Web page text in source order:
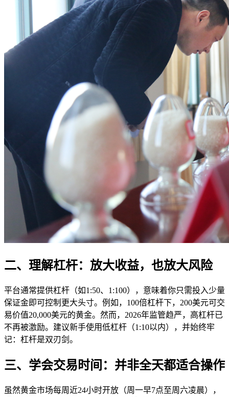
二、理解杠杆：放大收益，也放大风险
平台通常提供杠杆（如1:50、1:100），意味着你只需投入少量
保证金即可控制更大头寸。例如，100倍杠杆下，200美元可交
易价值20,000美元的黄金。然而，2026年监管趋严，高杠杆已
不再被激励。建议新手使用低杠杆（1:10以内），并始终牢
记：杠杆是双刃剑。
三、学会交易时间：并非全天都适合操作
虽然黄金市场每周近24小时开放（周一早7点至周六凌晨），